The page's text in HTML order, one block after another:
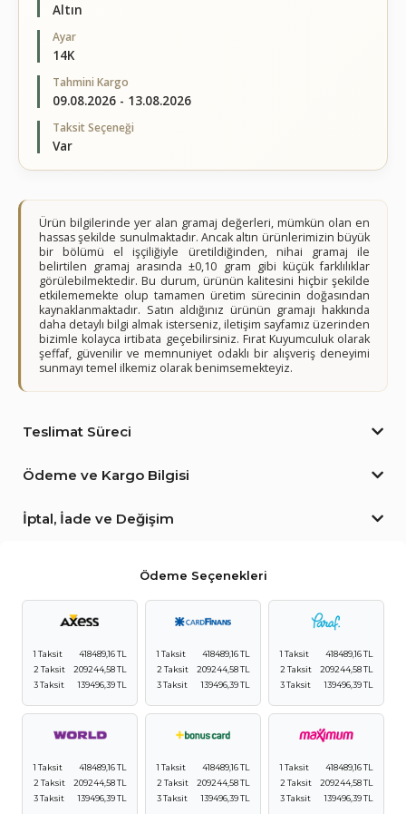
Altın
Ayar
14K
Tahmini Kargo
09.08.2026 - 13.08.2026
Taksit Seçeneği
Var
Ürün bilgilerinde yer alan gramaj değerleri, mümkün olan en
hassas şekilde sunulmaktadır. Ancak altın ürünlerimizin büyük
bir bölümü el işçiliğiyle üretildiğinden, nihai gramaj ile
belirtilen gramaj arasında ±0,10 gram gibi küçük farklılıklar
görülebilmektedir. Bu durum, ürünün kalitesini hiçbir şekilde
etkilememekte olup tamamen üretim sürecinin doğasından
kaynaklanmaktadır. Satın aldığınız ürünün gramajı hakkında
daha detaylı bilgi almak isterseniz, iletişim sayfamız üzerinden
bizimle kolayca irtibata geçebilirsiniz. Fırat Kuyumculuk olarak
şeffaf, güvenilir ve memnuniyet odaklı bir alışveriş deneyimi
sunmayı temel ilkemiz olarak benimsemekteyiz.
Teslimat Süreci
Ödeme ve Kargo Bilgisi
İptal, İade ve Değişim
Ödeme Seçenekleri
1 Taksit
418489,16 TL
2 Taksit
209244,58 TL
3 Taksit
139496,39 TL
1 Taksit
418489,16 TL
2 Taksit
209244,58 TL
3 Taksit
139496,39 TL
1 Taksit
418489,16 TL
2 Taksit
209244,58 TL
3 Taksit
139496,39 TL
1 Taksit
418489,16 TL
2 Taksit
209244,58 TL
3 Taksit
139496,39 TL
1 Taksit
418489,16 TL
2 Taksit
209244,58 TL
3 Taksit
139496,39 TL
1 Taksit
418489,16 TL
2 Taksit
209244,58 TL
3 Taksit
139496,39 TL